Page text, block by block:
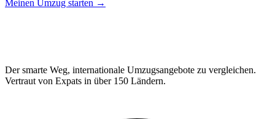
Meinen Umzug starten →
Der smarte Weg, internationale Umzugsangebote zu vergleichen.
Vertraut von Expats in über 150 Ländern.